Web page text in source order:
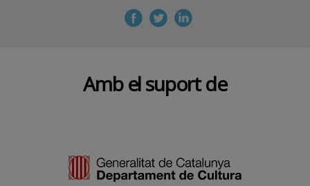
Amb el suport de